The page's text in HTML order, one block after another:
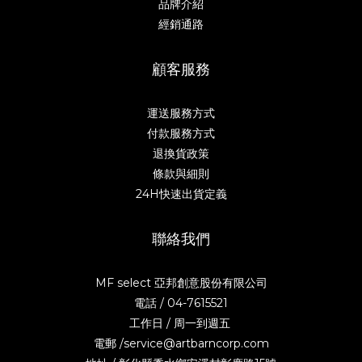
品牌介紹
經銷通路
顧客服務
運送服務方式
付款服務方式
退換貨政策
條款與細則
24H快速出貨定義
聯絡我們
MF select 亞邦創意股份有限公司
電話 / 04-7615521
工作日 / 周一到週五
電郵 /service@artbarncorp.com